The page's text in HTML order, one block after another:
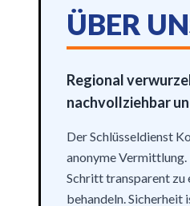
ÜBER
Regional
nachvollziehbar
Der Schlüsseldienst
anonyme
Schritt transparent zu
behandeln. Sicherheit